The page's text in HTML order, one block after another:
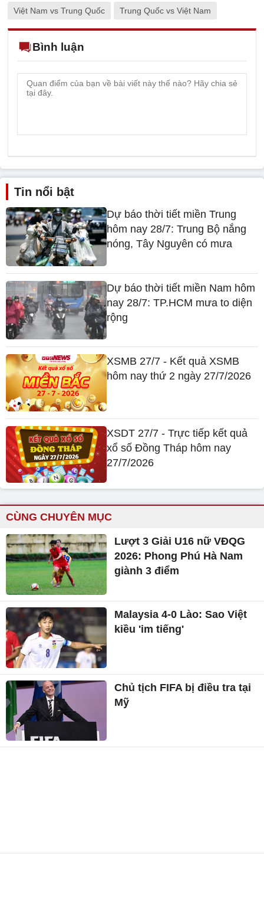
Việt Nam vs Trung Quốc Trung Quốc vs Việt Nam
Bình luận
Tin nổi bật
Dự báo thời tiết miền Trung
hôm nay 28/7: Trung Bộ nắng
nóng, Tây Nguyên có mưa
Dự báo thời tiết miền Nam hôm
nay 28/7: TP.HCM mưa to diện
rộng
XSMB 27/7 - Kết quả XSMB
hôm nay thứ 2 ngày 27/7/2026
XSDT 27/7 - Trực tiếp kết quả
xổ số Đồng Tháp hôm nay
27/7/2026
CÙNG CHUYÊN MỤC
Lượt 3 Giải U16 nữ VĐQG
2026: Phong Phú Hà Nam
giành 3 điểm
Malaysia 4-0 Lào: Sao Việt
kiều 'im tiếng'
Chủ tịch FIFA bị điều tra tại
Mỹ